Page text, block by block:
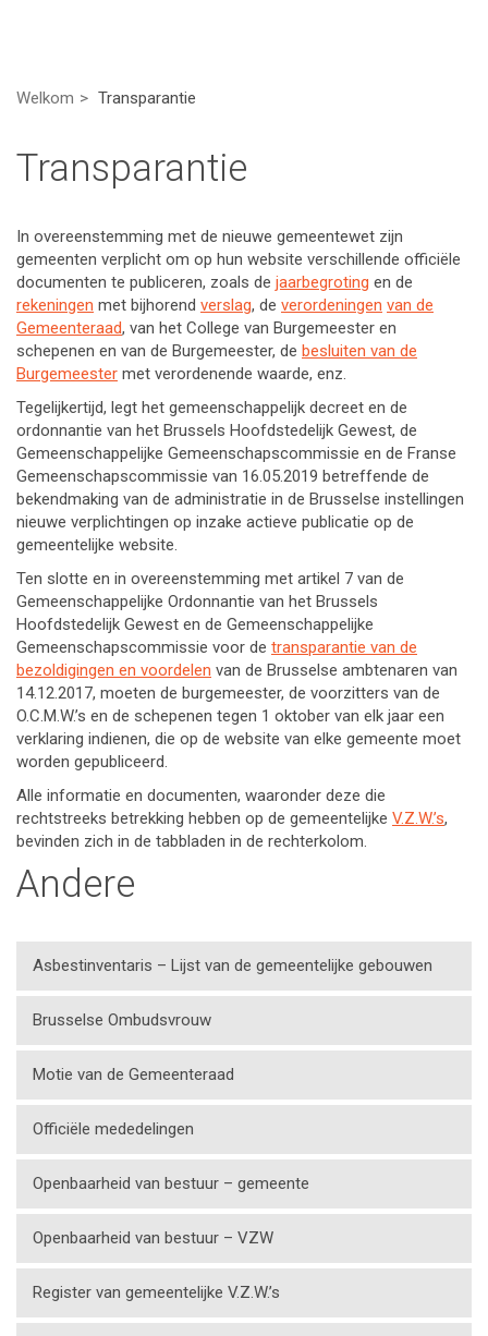
Welkom Transparantie
Transparantie
In overeenstemming met de nieuwe gemeentewet zijn
gemeenten verplicht om op hun website verschillende officiële
documenten te publiceren, zoals de jaarbegroting en de
rekeningen met bijhorend verslag, de verordeningen van de
Gemeenteraad, van het College van Burgemeester en
schepenen en van de Burgemeester, de besluiten van de
Burgemeester met verordenende waarde, enz.
Tegelijkertijd, legt het gemeenschappelijk decreet en de
ordonnantie van het Brussels Hoofdstedelijk Gewest, de
Gemeenschappelijke Gemeenschapscommissie en de Franse
Gemeenschapscommissie van 16.05.2019 betreffende de
bekendmaking van de administratie in de Brusselse instellingen
nieuwe verplichtingen op inzake actieve publicatie op de
gemeentelijke website.
Ten slotte en in overeenstemming met artikel 7 van de
Gemeenschappelijke Ordonnantie van het Brussels
Hoofdstedelijk Gewest en de Gemeenschappelijke
Gemeenschapscommissie voor de transparantie van de
bezoldigingen en voordelen van de Brusselse ambtenaren van
14.12.2017, moeten de burgemeester, de voorzitters van de
O.C.M.W.’s en de schepenen tegen 1 oktober van elk jaar een
verklaring indienen, die op de website van elke gemeente moet
worden gepubliceerd.
Alle informatie en documenten, waaronder deze die
rechtstreeks betrekking hebben op de gemeentelijke V.Z.W.’s,
bevinden zich in de tabbladen in de rechterkolom.
Andere
Asbestinventaris – Lijst van de gemeentelijke gebouwen
Brusselse Ombudsvrouw
Motie van de Gemeenteraad
Officiële mededelingen
Openbaarheid van bestuur – gemeente
Openbaarheid van bestuur – VZW
Register van gemeentelijke V.Z.W.’s